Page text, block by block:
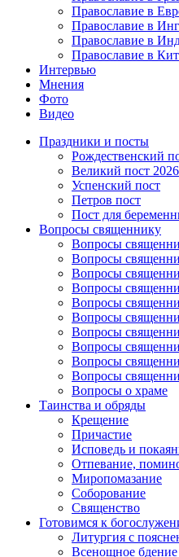
Православие в
Православие в
Православие в
Православие в
Интервью
Мнения
Фото
Видео
Праздники и посты
Рождественский
Великий пост 2026
Успенский пост
Петров пост
Пост для
Вопросы священнику
Вопросы
Вопросы
Вопросы
Вопросы
Вопросы
Вопросы
Вопросы
Вопросы
Вопросы
Вопросы
Вопросы о храме
Таинства и обряды
Крещение
Причастие
Исповедь и
Отпевание,
Миропомазание
Соборование
Священство
Готовимся к
Литургия с
Всенощное